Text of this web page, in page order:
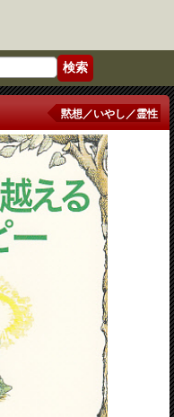
黙想／いやし／霊性